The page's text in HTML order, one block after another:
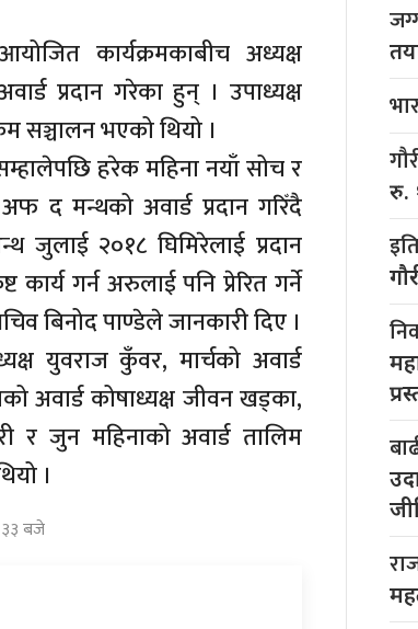
कार्यक्रमकाबीच अध्यक्ष
प्रदान गरेका हुन् । उपाध्यक्ष
सञ्चालन भएको थियो ।
हरेक महिना नयाँ सोच र
द मन्थको अवार्ड प्रदान गरिँदै
२०१८ घिमिरेलाई प्रदान
कार्य गर्न अरुलाई पनि प्रेरित गर्ने
बिनोद पाण्डेले जानकारी दिए ।
युवराज कुँवर, मार्चको अवार्ड
अवार्ड कोषाध्यक्ष जीवन खड्का,
र जुन महिनाको अवार्ड तालिम
।
३३ बजे
रु.